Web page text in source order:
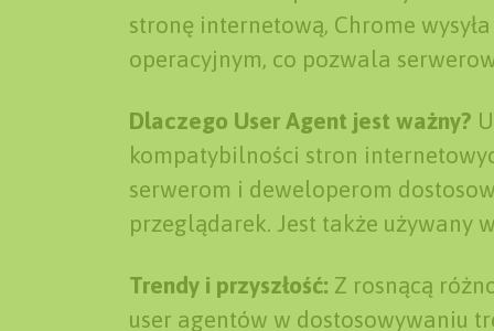
stronę internetową, Chrome
operacyjnym, co pozwala
Dlaczego User Agent jest ważny?
kompatybilności stron
serwerom i deweloperom
przeglądarek. Jest także używany
Trendy i przyszłość: Z rosnącą
user agentów w dostosowywaniu